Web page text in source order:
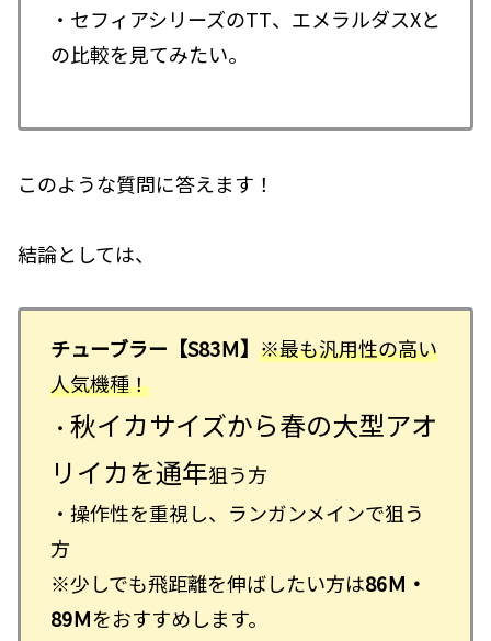
・セフィアシリーズのTT、エメラルダスXと
の比較を見てみたい。
このような質問に答えます！
結論としては、
チューブラー 【S83Ｍ】 ※最も汎用性の高い
人気機種！
・ 秋イカサイズから春の大型アオ
リイカを通年狙う方
・操作性を重視し、ランガンメインで狙う
方
※少しでも飛距離を伸ばしたい方は86Ｍ・
89Ｍをおすすめします。